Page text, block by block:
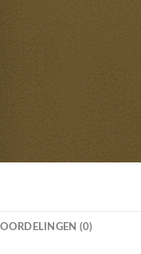
(0)